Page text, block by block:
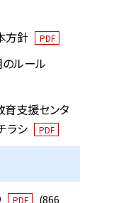
方針 PDF
ルール
支援センタ
ラシ
PDF
PDF
(866